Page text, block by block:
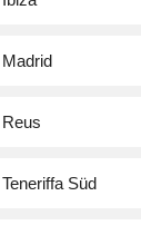
Madrid
Reus
Teneriffa Süd